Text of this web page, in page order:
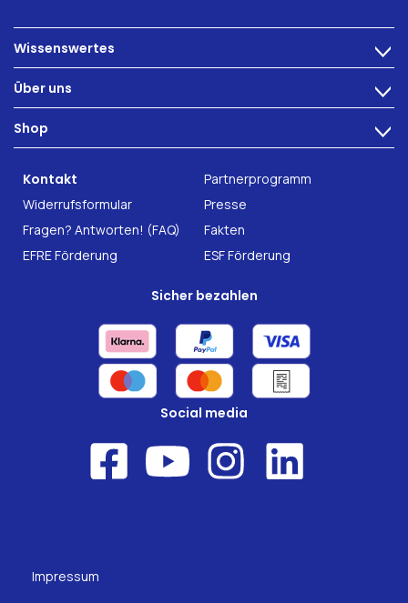
Wissenswertes >
Ernährung
Darmgesundheit
Über uns >
Technologie
Karriere
Forschung
Shop >
INTEST.pro
Nahrungsergänzung
Kontakt
Partnerprogramm
Widerrufsformular
Presse
Fragen? Antworten! (FAQ)
Fakten
EFRE Förderung
ESF Förderung
Sicher bezahlen
Social media
Impressum